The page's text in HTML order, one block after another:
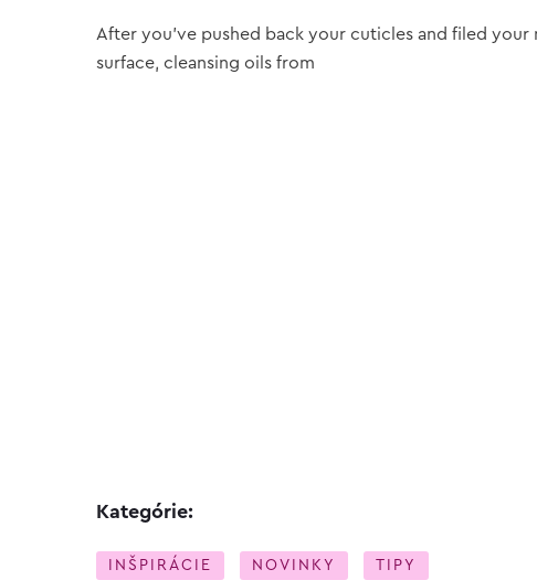
After you’ve pushed back your cuticles and filed your
surface, cleansing oils from
Kategórie:
INŠPIRÁCIE NOVINKY TIPY